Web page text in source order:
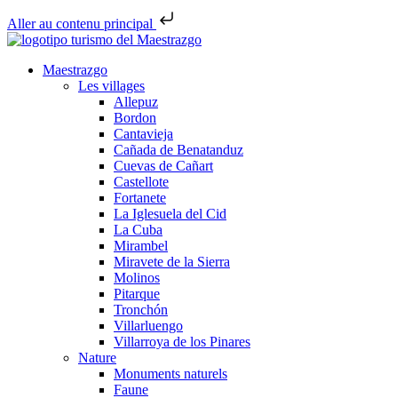
Aller au contenu principal
Maestrazgo
Les villages
Allepuz
Bordon
Cantavieja
Cañada de Benatanduz
Cuevas de Cañart
Castellote
Fortanete
La Iglesuela del Cid
La Cuba
Mirambel
Miravete de la Sierra
Molinos
Pitarque
Tronchón
Villarluengo
Villarroya de los Pinares
Nature
Monuments naturels
Faune